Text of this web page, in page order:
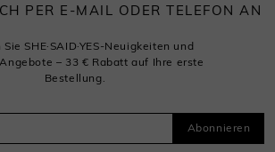
PER E-MAIL ODER TELEFON AN
SHE·SAID·YES-Neuigkeiten und
– 33 € Rabatt auf Ihre erste
Bestellung.
Abonnieren